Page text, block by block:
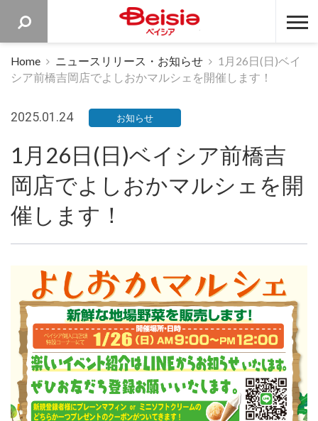
ベイシア
Home ニュースリリース・お知らせ
1月26日(日)ベイ
シア前橋吉岡店でよしおかマルシェを開催します！
2025.01.24 お知らせ
1月26日(日)ベイシア前橋吉
岡店でよしおかマルシェを開
催します！